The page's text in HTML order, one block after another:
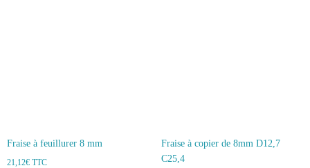
Fraise à feuillurer 8 mm
21,12€ TTC
Fraise à copier de 8mm D12,7
C25,4